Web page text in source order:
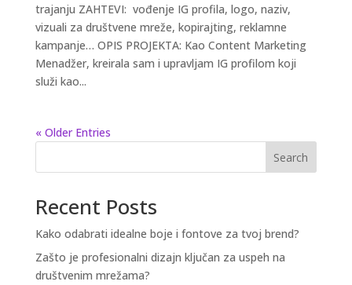
trajanju ZAHTEVI: vođenje IG profila, logo, naziv,
vizuali za društvene mreže, kopirajting, reklamne
kampanje… OPIS PROJEKTA: Kao Content Marketing
Menadžer, kreirala sam i upravljam IG profilom koji
služi kao...
« Older Entries
Search
Recent Posts
Kako odabrati idealne boje i fontove za tvoj brend?
Zašto je profesionalni dizajn ključan za uspeh na
društvenim mrežama?